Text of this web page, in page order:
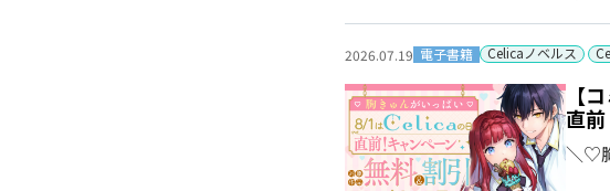
2026.07.19 電子書籍 Celicaノベルス
【
直
＼♡